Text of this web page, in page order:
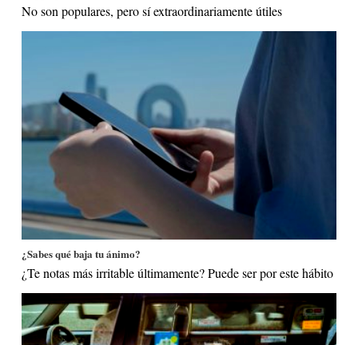
No son populares, pero sí extraordinariamente útiles
¿Sabes qué baja tu ánimo?
¿Te notas más irritable últimamente? Puede ser por este hábito